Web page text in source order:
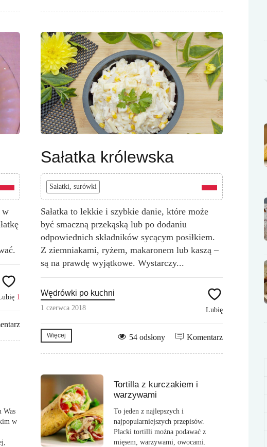
w
1
Sałatka królewska
Sałatki, surówki
Sałatka to lekkie i szybkie danie, które może
być smaczną przekąską lub po dodaniu
odpowiednich składników sycącym posiłkiem.
Z ziemniakami, ryżem, makaronem lub kaszą –
są na prawdę wyjątkowe. Wystarczy...
Wędrówki po kuchni
1 czerwca 2018 Lubię
Więcej Komentarz
54 odsłony
Was
w
Tortilla z kurczakiem i
warzywami
To jeden z najlepszych i
najpopularniejszych przepisów.
Placki tortilli można podawać z
mięsem, warzywami, owocami.